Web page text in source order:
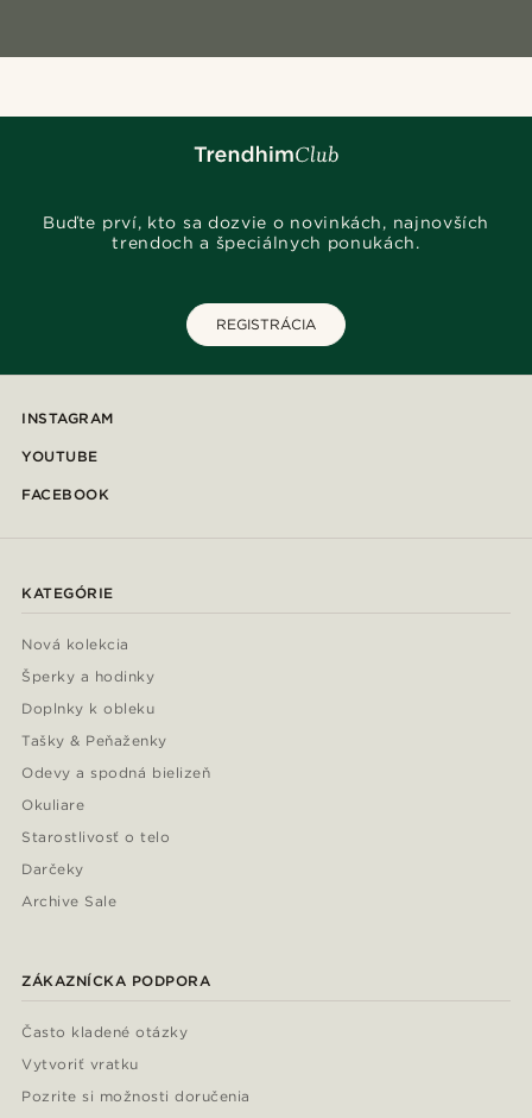
Buďte prví, kto sa dozvie o novinkách, najnovších
trendoch a špeciálnych ponukách.
REGISTRÁCIA
INSTAGRAM
YOUTUBE
FACEBOOK
KATEGÓRIE
Nová kolekcia
Šperky a hodinky
Doplnky k obleku
Tašky & Peňaženky
Odevy a spodná bielizeň
Okuliare
Starostlivosť o telo
Darčeky
Archive Sale
ZÁKAZNÍCKA PODPORA
Často kladené otázky
Vytvoriť vratku
Pozrite si možnosti doručenia